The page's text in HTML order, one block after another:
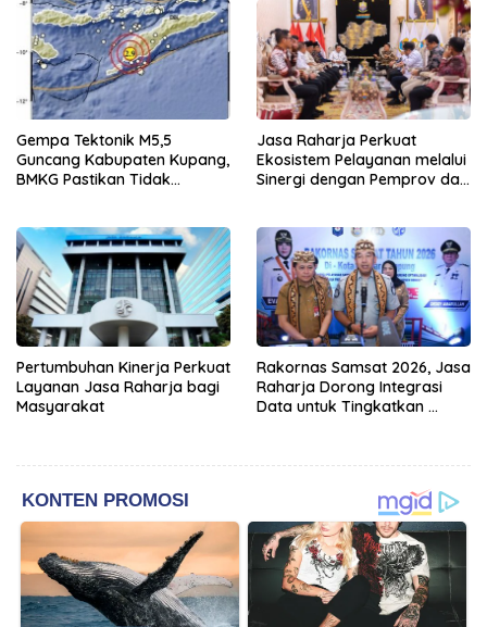
Gempa Tektonik M5,5
Guncang Kabupaten Kupang,
BMKG Pastikan Tidak
Jasa Raharja Perkuat
Ekosistem Pelayanan melalui
Sinergi dengan Pemprov dan
Pertumbuhan Kinerja Perkuat
Layanan Jasa Raharja bagi
Masyarakat
Rakornas Samsat 2026, Jasa
Raharja Dorong Integrasi
Data untuk Tingkatkan